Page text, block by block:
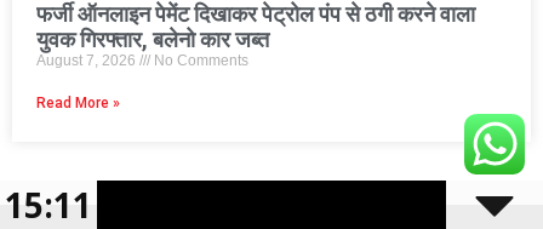
फर्जी ऑनलाइन पेमेंट दिखाकर पेट्रोल पंप से ठगी करने वाला
युवक गिरफ्तार, बलेनो कार जब्त
August 7, 2026 No Comments
Read More »
© 2026 CBN 36
15:11